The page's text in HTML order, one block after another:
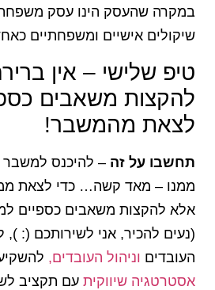
במקרה שהעסק הינו עסק
שיקולים אישיים ומשפחתיים
טיפ שלישי – אין
להקצות משאבים
לצאת מהמשבר!
תחשבו על זה – להיכנס
ממנו – מאד קשה… כדי לצאת
אלא להקצות משאבים כספיים
(נעים להכיר, אני לשירותכם (:
העובדים וניהול העובדים,
אסטרטגיה שיווקית עם תקציב